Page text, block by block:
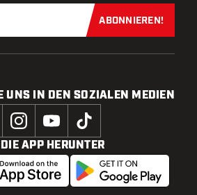
Jetzt für
ABONNIEREN!
UNS IN DEN SOZIALEN MEDIEN
APP HERUNTER